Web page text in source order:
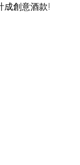
成創意酒款!